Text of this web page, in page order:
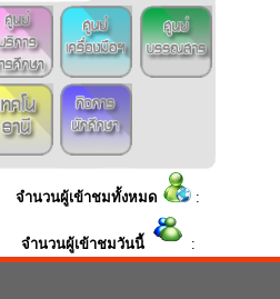
จำนวนผู้เข้าชมทั้งหมด :
จำนวนผู้เข้าชมวันนี้ :